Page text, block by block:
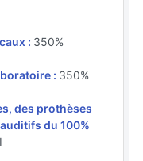
: 350%
: 350%
des prothèses
du 100%